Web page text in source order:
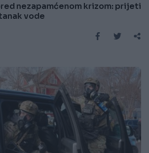
nezapamćenom krizom: prijeti
vode